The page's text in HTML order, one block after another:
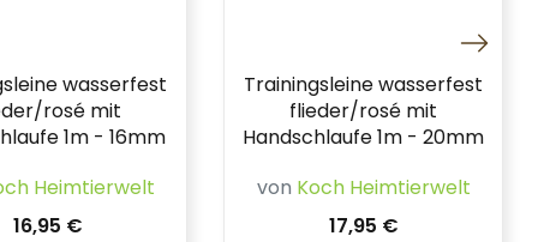
wasserfest
rosé mit
1m - 16mm
Heimtierwelt
16,95 €
Trainingsleine wasserfest
flieder/rosé mit
Handschlaufe 1m - 20mm
von Koch Heimtierwelt
17,95 €